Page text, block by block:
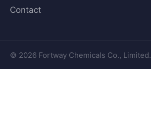
Contact
© 2026 Fortway Chemicals Co., Limited.